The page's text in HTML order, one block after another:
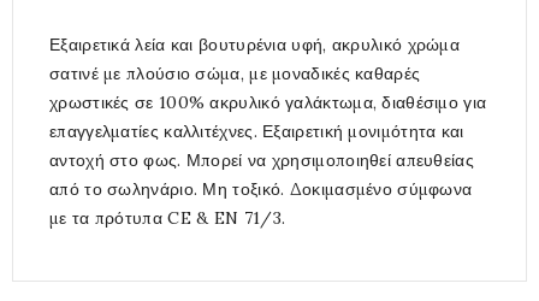
Εξαιρετικά λεία και βουτυρένια υφή, ακρυλικό χρώμα
σατινέ με πλούσιο σώμα, με μοναδικές καθαρές
χρωστικές σε 100% ακρυλικό γαλάκτωμα, διαθέσιμο για
επαγγελματίες καλλιτέχνες. Εξαιρετική μονιμότητα και
αντοχή στο φως. Μπορεί να χρησιμοποιηθεί απευθείας
από το σωληνάριο. Μη τοξικό. Δοκιμασμένο σύμφωνα
με τα πρότυπα CE & EN 71/3.